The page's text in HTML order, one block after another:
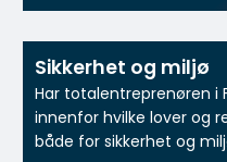
Sikkerhet og miljø
Har totalentreprenøren i
innenfor hvilke lover og
både for sikkerhet og